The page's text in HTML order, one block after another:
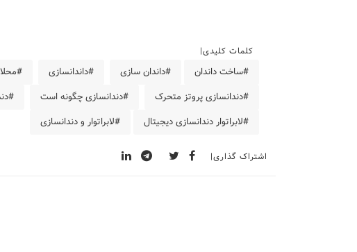
کلمات کلیدی
#ساخت داندان #داندان سازی #داندانسازی
#دندانسازی پروتز متحرک
#دندانسازی چگونه است
#لابراتوار دندانسازی دیجیتال
#لابراتوار و دندانسازی
اشتراک گذاری